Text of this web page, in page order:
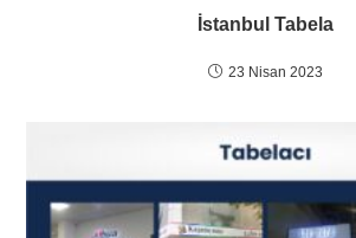
İstanbul Tabela
23 Nisan 2023